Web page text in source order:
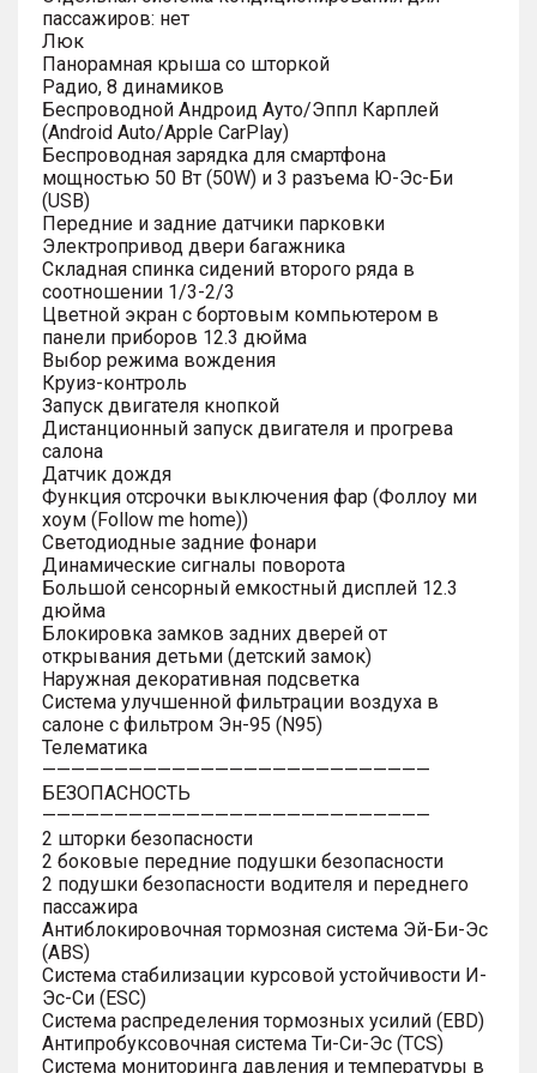
пассажиров: нет
Люк
Панорамная крыша со шторкой
Радио, 8 динамиков
Беспроводной Андроид Ауто/Эппл Карплей
(Android Auto/Apple CarPlay)
Беспроводная зарядка для смартфона
мощностью 50 Вт (50W) и 3 разъема Ю-Эс-Би
(USB)
Передние и задние датчики парковки
Электропривод двери багажника
Складная спинка сидений второго ряда в
соотношении 1/3-2/3
Цветной экран с бортовым компьютером в
панели приборов 12.3 дюйма
Выбор режима вождения
Круиз-контроль
Запуск двигателя кнопкой
Дистанционный запуск двигателя и прогрева
салона
Датчик дождя
Функция отсрочки выключения фар (Фоллоу ми
хоум (Follow me home))
Светодиодные задние фонари
Динамические сигналы поворота
Большой сенсорный емкостный дисплей 12.3
дюйма
Блокировка замков задних дверей от
открывания детьми (детский замок)
Наружная декоративная подсветка
Система улучшенной фильтрации воздуха в
салоне с фильтром Эн-95 (N95)
Телематика
———————————————————————————
БЕЗОПАСНОСТЬ
———————————————————————————
2 шторки безопасности
2 боковые передние подушки безопасности
2 подушки безопасности водителя и переднего
пассажира
Антиблокировочная тормозная система Эй-Би-Эс
(ABS)
Система стабилизации курсовой устойчивости И-
Эс-Си (ESC)
Система распределения тормозных усилий (EBD)
Антипробуксовочная система Ти-Си-Эс (TCS)
Система мониторинга давления и температуры в